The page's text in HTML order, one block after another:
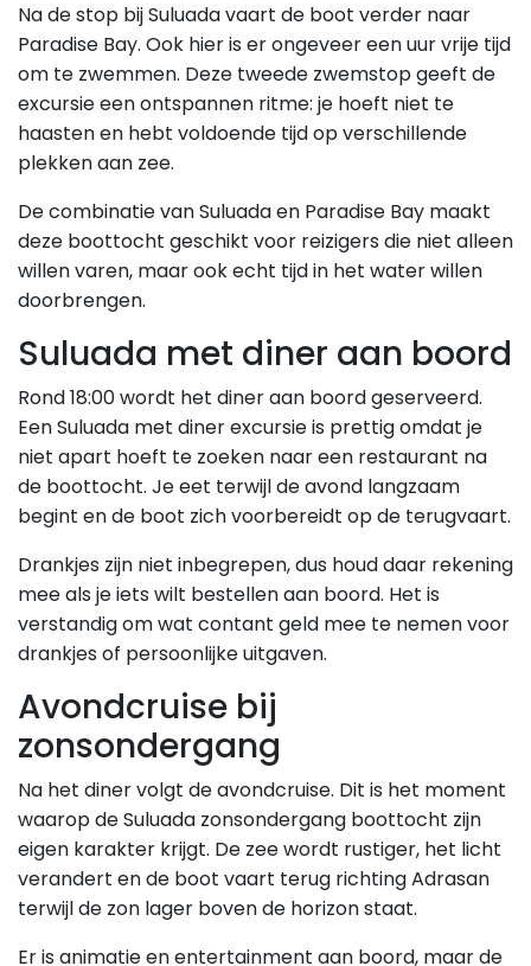
Na de stop bij Suluada vaart de boot verder naar
Paradise Bay. Ook hier is er ongeveer een uur vrije tijd
om te zwemmen. Deze tweede zwemstop geeft de
excursie een ontspannen ritme: je hoeft niet te
haasten en hebt voldoende tijd op verschillende
plekken aan zee.
De combinatie van Suluada en Paradise Bay maakt
deze boottocht geschikt voor reizigers die niet alleen
willen varen, maar ook echt tijd in het water willen
doorbrengen.
Suluada met diner aan boord
Rond 18:00 wordt het diner aan boord geserveerd.
Een Suluada met diner excursie is prettig omdat je
niet apart hoeft te zoeken naar een restaurant na
de boottocht. Je eet terwijl de avond langzaam
begint en de boot zich voorbereidt op de terugvaart.
Drankjes zijn niet inbegrepen, dus houd daar rekening
mee als je iets wilt bestellen aan boord. Het is
verstandig om wat contant geld mee te nemen voor
drankjes of persoonlijke uitgaven.
Avondcruise bij
zonsondergang
Na het diner volgt de avondcruise. Dit is het moment
waarop de Suluada zonsondergang boottocht zijn
eigen karakter krijgt. De zee wordt rustiger, het licht
verandert en de boot vaart terug richting Adrasan
terwijl de zon lager boven de horizon staat.
Er is animatie en entertainment aan boord, maar de